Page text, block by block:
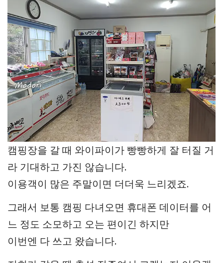
캠핑장을 갈 때 와이파이가 빵빵하게 잘 터질 거
라 기대하고 가진 않습니다.
이용객이 많은 주말이면 더더욱 느리겠죠.
그래서 보통 캠핑 다녀오면 휴대폰 데이터를 어
느 정도 소모하고 오는 편이긴 하지만
이번엔 다 쓰고 왔습니다.